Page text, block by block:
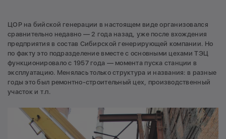
ЦОР на бийской генерации в настоящем виде организовался
сравнительно недавно — 2 года назад, уже после вхождения
предприятия в состав Сибирской генерирующей компании. Но
по факту это подразделение вместе с основными цехами ТЭЦ
функционировало с 1957 года — момента пуска станции в
эксплуатацию. Менялась только структура и названия: в разные
годы это был ремонтно-строительный цех, производственный
участок и т.п.